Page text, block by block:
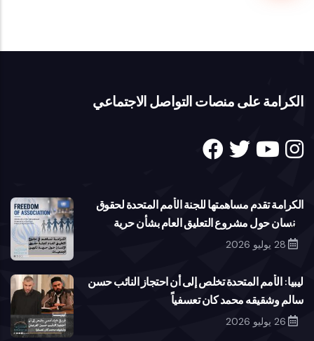
الكرامة على منصات التواصل الاجتماعي
الكرامة تقدم مساهمتها للجنة الأمم المتحدة لحقوق
الإنسان حول مشروع التعليق العام بشأن حرية
تكوين الجمعيات
28 يوليو 2026
ليبيا: الأمم المتحدة تخلص إلى أن احتجاز النائب حسن
سالم وشقيقه محمد كان تعسفياً
26 يوليو 2026